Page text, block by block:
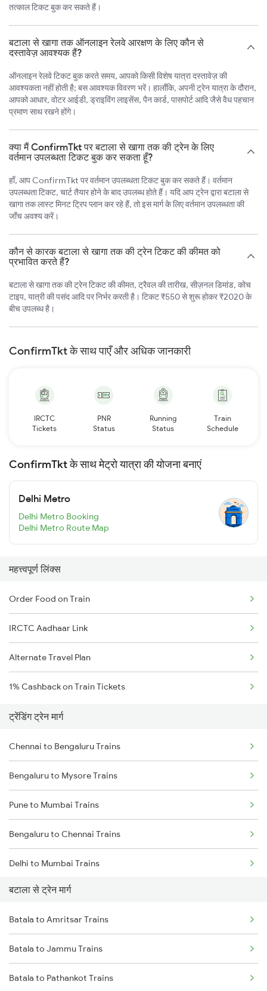
तत्काल टिकट बुक कर सकते हैं।
बटाला से खागा तक ऑनलाइन रेलवे आरक्षण के लिए कौन से
दस्तावेज़ आवश्यक हैं?
ऑनलाइन रेलवे टिकट बुक करते समय, आपको किसी विशेष यात्रा दस्तावेज़ की
आवश्यकता नहीं होती है; बस आवश्यक विवरण भरें। हालाँकि, अपनी ट्रेन यात्रा के दौरान,
आपको आधार, वोटर आईडी, ड्राइविंग लाइसेंस, पैन कार्ड, पासपोर्ट आदि जैसे वैध पहचान
प्रमाण साथ रखने होंगे।
क्या मैं ConfirmTkt पर बटाला से खागा तक की ट्रेन के लिए
वर्तमान उपलब्धता टिकट बुक कर सकता हूँ?
हाँ, आप ConfirmTkt पर वर्तमान उपलब्धता टिकट बुक कर सकते हैं। वर्तमान
उपलब्धता टिकट, चार्ट तैयार होने के बाद उपलब्ध होते हैं। यदि आप ट्रेन द्वारा बटाला से
खागा तक लास्ट मिनट ट्रिप प्लान कर रहे हैं, तो इस मार्ग के लिए वर्तमान उपलब्धता की
जाँच अवश्य करें।
कौन से कारक बटाला से खागा तक की ट्रेन टिकट की कीमत को
प्रभावित करते हैं?
बटाला से खागा तक की ट्रेन टिकट की कीमत, ट्रैवल की तारीख, सीज़नल डिमांड, कोच
टाइप, यात्री की पसंद आदि पर निर्भर करती है। टिकट ₹550 से शुरू होकर ₹2020 के
बीच उपलब्ध है।
ConfirmTkt के साथ पाएँ और अधिक जानकारी
IRCTC
Tickets
PNR
Status
Running
Status
Train
Schedule
ConfirmTkt के साथ मेट्रो यात्रा की योजना बनाएं
Delhi Metro
Delhi Metro Booking
Delhi Metro Route Map
महत्त्वपूर्ण लिंक्स
Order Food on Train
IRCTC Aadhaar Link
Alternate Travel Plan
1% Cashback on Train Tickets
ट्रेंडिंग ट्रेन मार्ग
Chennai to Bengaluru Trains
Bengaluru to Mysore Trains
Pune to Mumbai Trains
Bengaluru to Chennai Trains
Delhi to Mumbai Trains
Mumbai to Pune Trains
Delhi to Jammu Trains
Mumbai to Delhi Trains
Mumbai to Goa Trains
बटाला से ट्रेन मार्ग
Batala to Amritsar Trains
Batala to Jammu Trains
Batala to Pathankot Trains